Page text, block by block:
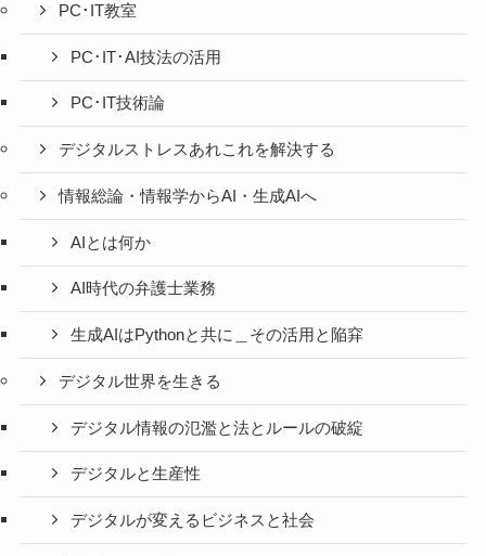
PC･IT教室
PC･IT･AI技法の活用
PC･IT技術論
デジタルストレスあれこれを解決する
情報総論・情報学からAI・生成AIへ
AIとは何か
AI時代の弁護士業務
生成AIはPythonと共に＿その活用と陥穽
デジタル世界を生きる
デジタル情報の氾濫と法とルールの破綻
デジタルと生産性
デジタルが変えるビジネスと社会